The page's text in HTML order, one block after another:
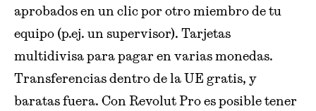
aprobados en un clic por otro miembro de tu
equipo (p.ej. un supervisor). Tarjetas
multidivisa para pagar en varias monedas.
Transferencias dentro de la UE gratis, y
baratas fuera. Con Revolut Pro es posible tener